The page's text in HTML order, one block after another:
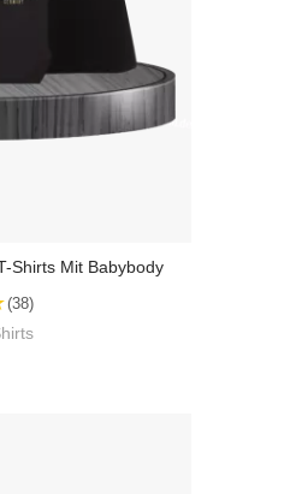
Shirts Mit Babybody
(38)